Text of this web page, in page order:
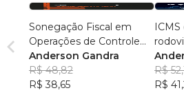
Sonegação Fiscal em
Operações de Controle
de Divisas
Anderson Gandra
R$ 48,82
R$ 38,65
R$
R$